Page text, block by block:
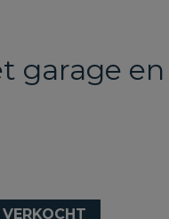
garage
VERKOCHT